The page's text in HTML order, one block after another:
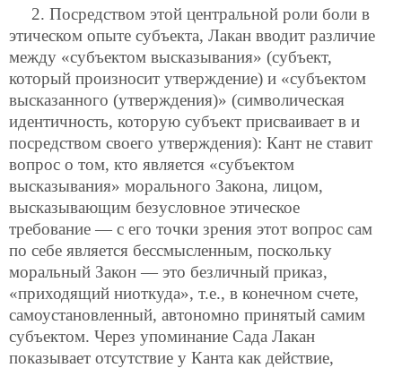
2. Посредством этой центральной роли боли в
этическом опыте субъекта, Лакан вводит различие
между «субъектом высказывания» (субъект,
который произносит утверждение) и «субъектом
высказанного (утверждения)» (символическая
идентичность, которую субъект присваивает в и
посредством своего утверждения): Кант не ставит
вопрос о том, кто является «субъектом
высказывания» морального Закона, лицом,
высказывающим безусловное этическое
требование — с его точки зрения этот вопрос сам
по себе является бессмысленным, поскольку
моральный Закон — это безличный приказ,
«приходящий ниоткуда», т.е., в конечном счете,
самоустановленный, автономно принятый самим
субъектом. Через упоминание Сада Лакан
показывает отсутствие у Канта как действие,